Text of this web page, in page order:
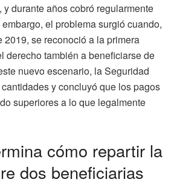
durante años cobró regularmente
el problema surgió cuando,
2019, se reconoció a la primera
derecho también a beneficiarse de
nuevo escenario, la Seguridad
y concluyó que los pagos
superiores a lo que legalmente
cómo repartir la
dos beneficiarias